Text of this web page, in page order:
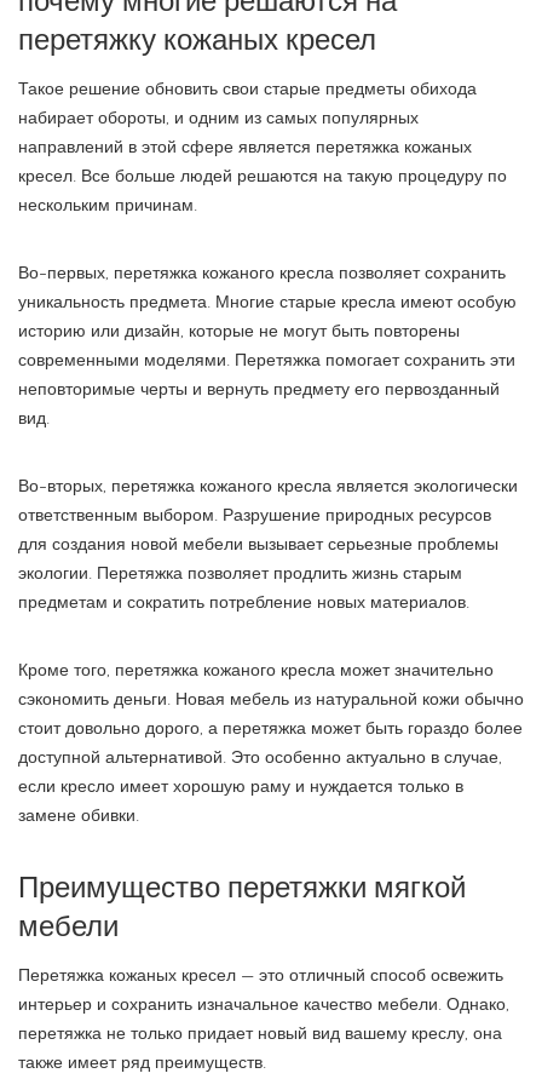
перетяжку кожаных кресел
Такое решение обновить свои старые предметы обихода
набирает обороты, и одним из самых популярных
направлений в этой сфере является перетяжка кожаных
кресел. Все больше людей решаются на такую процедуру по
нескольким причинам.
Во-первых, перетяжка кожаного кресла позволяет сохранить
уникальность предмета. Многие старые кресла имеют особую
историю или дизайн, которые не могут быть повторены
современными моделями. Перетяжка помогает сохранить эти
неповторимые черты и вернуть предмету его первозданный
вид.
Во-вторых, перетяжка кожаного кресла является экологически
ответственным выбором. Разрушение природных ресурсов
для создания новой мебели вызывает серьезные проблемы
экологии. Перетяжка позволяет продлить жизнь старым
предметам и сократить потребление новых материалов.
Кроме того, перетяжка кожаного кресла может значительно
сэкономить деньги. Новая мебель из натуральной кожи обычно
стоит довольно дорого, а перетяжка может быть гораздо более
доступной альтернативой. Это особенно актуально в случае,
если кресло имеет хорошую раму и нуждается только в
замене обивки.
Преимущество перетяжки мягкой
мебели
Перетяжка кожаных кресел — это отличный способ освежить
интерьер и сохранить изначальное качество мебели. Однако,
перетяжка не только придает новый вид вашему креслу, она
также имеет ряд преимуществ.